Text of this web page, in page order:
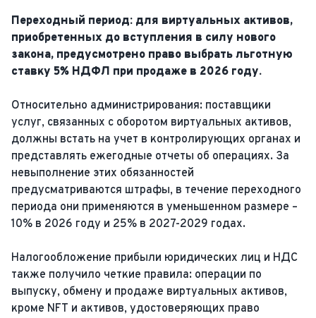
Переходный период: для виртуальных активов,
приобретенных до вступления в силу нового
закона, предусмотрено право выбрать льготную
ставку 5% НДФЛ при продаже в 2026 году.
Относительно администрирования: поставщики
услуг, связанных с оборотом виртуальных активов,
должны встать на учет в контролирующих органах и
представлять ежегодные отчеты об операциях. За
невыполнение этих обязанностей
предусматриваются штрафы, в течение переходного
периода они применяются в уменьшенном размере –
10% в 2026 году и 25% в 2027-2029 годах.
Налогообложение прибыли юридических лиц и НДС
также получило четкие правила: операции по
выпуску, обмену и продаже виртуальных активов,
кроме NFT и активов, удостоверяющих право